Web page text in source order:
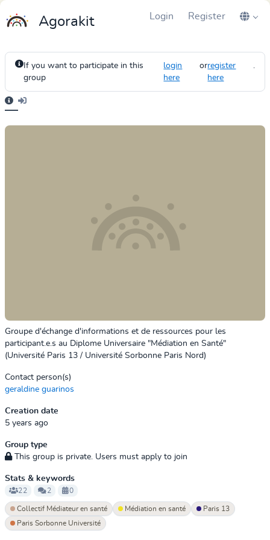
Agorakit Login Register
If you want to participate in this
group
login
here
orregister
here
.
Groupe d'échange d'informations et de ressources pour les
participant.e.s au Diplome Universaire "Médiation en Santé"
(Université Paris 13 / Université Sorbonne Paris Nord)
Contact person(s)
geraldine guarinos
Creation date
5 years ago
Group type
This group is private. Users must apply to join
Stats & keywords
22 2 0
Collectif Médiateur en santé Médiation en santé
Paris 13
Paris Sorbonne Université